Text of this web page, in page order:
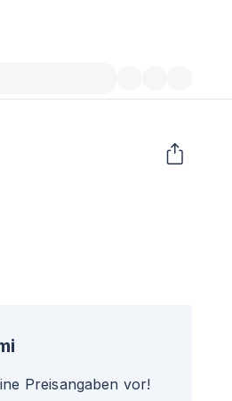
Preisangaben vor!